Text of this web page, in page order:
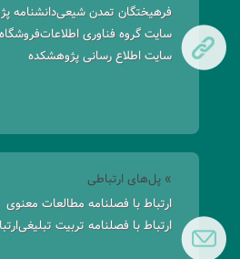
فرهیختگان تمدن شیعیدانشنامه
سایت گروه فناوری اطلاعات
سایت اطلاع رسانی پژوهشکده
» پل‌های ارتباطی
ارتباط با فصلنامه مطالعات معنوی
ارتباط با فصلنامه تربیت تبلیغی